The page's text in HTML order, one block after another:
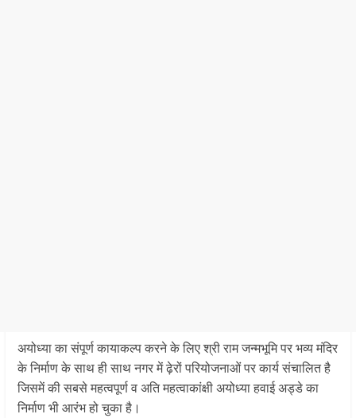
अयोध्या का संपूर्ण कायाकल्प करने के लिए श्री राम जन्मभूमि पर भव्य मंदिर
के निर्माण के साथ ही साथ नगर में ढ़ेरों परियोजनाओं पर कार्य संचालित है
जिसमें की सबसे महत्वपूर्ण व अति महत्वाकांक्षी अयोध्या हवाई अड्डे का
निर्माण भी आरंभ हो चुका है।